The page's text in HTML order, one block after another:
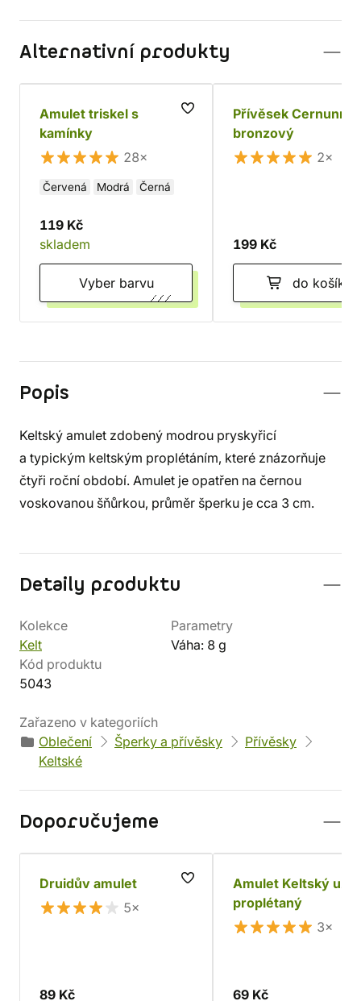
Alternativní produkty
Amulet triskel s
kamínky
28×
Červená Modrá Černá
119 Kč
skladem
Vyber barvu
Přívěsek Cernunn
bronzový
2×
199 Kč
do košíku
Popis
Keltský amulet zdobený modrou pryskyřicí
a typickým keltským proplétáním, které znázorňuje
čtyři roční období. Amulet je opatřen na černou
voskovanou šňůrkou, průměr šperku je cca 3 cm.
Detaily produktu
Kolekce
Kelt
Parametry
Váha: 8 g
Kód produktu
5043
Zařazeno v kategoriích
Oblečení
Šperky a přívěsky
Přívěsky
Keltské
Doporučujeme
Druidův amulet
5×
89 Kč
Amulet Keltský uzel
proplétaný
3×
69 Kč